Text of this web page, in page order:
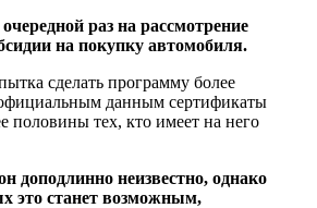
раз на рассмотрение
на покупку автомобиля.
сделать программу более
данным сертификаты
половины тех, кто имеет на него
доподлинно неизвестно, однако
это станет возможным,